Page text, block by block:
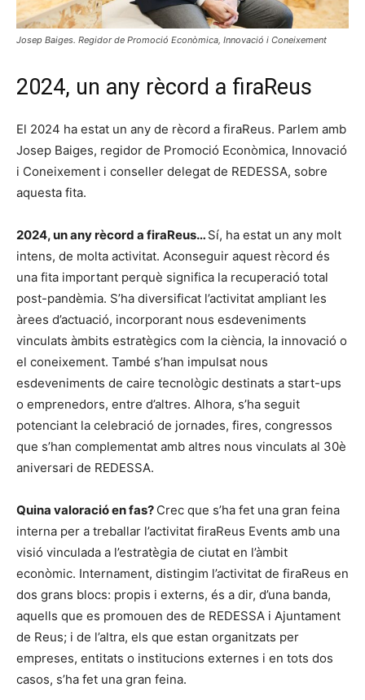
Josep Baiges. Regidor de Promoció Econòmica, Innovació i Coneixement
2024, un any rècord a firaReus
El 2024 ha estat un any de rècord a firaReus. Parlem amb
Josep Baiges, regidor de Promoció Econòmica, Innovació
i Coneixement i conseller delegat de REDESSA, sobre
aquesta fita.
2024, un any rècord a firaReus… Sí, ha estat un any molt
intens, de molta activitat. Aconseguir aquest rècord és
una fita important perquè significa la recuperació total
post-pandèmia. S’ha diversificat l’activitat ampliant les
àrees d’actuació, incorporant nous esdeveniments
vinculats àmbits estratègics com la ciència, la innovació o
el coneixement. També s’han impulsat nous
esdeveniments de caire tecnològic destinats a start-ups
o emprenedors, entre d’altres. Alhora, s’ha seguit
potenciant la celebració de jornades, fires, congressos
que s’han complementat amb altres nous vinculats al 30è
aniversari de REDESSA.
Quina valoració en fas? Crec que s’ha fet una gran feina
interna per a treballar l’activitat firaReus Events amb una
visió vinculada a l’estratègia de ciutat en l’àmbit
econòmic. Internament, distingim l’activitat de firaReus en
dos grans blocs: propis i externs, és a dir, d’una banda,
aquells que es promouen des de REDESSA i Ajuntament
de Reus; i de l’altra, els que estan organitzats per
empreses, entitats o institucions externes i en tots dos
casos, s’ha fet una gran feina.